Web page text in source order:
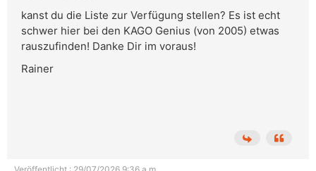
kanst du die Liste zur Verfügung stellen? Es ist echt
schwer hier bei den KAGO Genius (von 2005) etwas
rauszufinden! Danke Dir im voraus!
Rainer